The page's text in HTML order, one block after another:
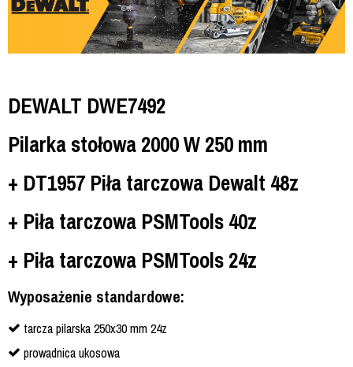
DEWALT DWE7492
Pilarka stołowa 2000 W 250 mm
+ DT1957 Piła tarczowa Dewalt 48z
+ Piła tarczowa PSMTools 40z
+ Piła tarczowa PSMTools 24z
Wyposażenie standardowe:
tarcza pilarska 250x30 mm 24z
prowadnica ukosowa